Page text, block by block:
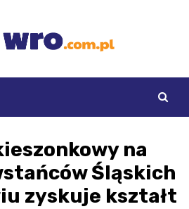
na
Śląskich
zyskuje kształt